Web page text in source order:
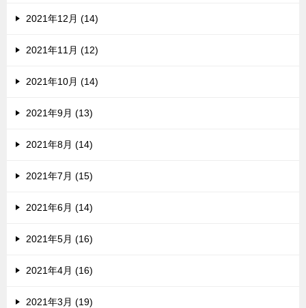
2021年12月 (14)
2021年11月 (12)
2021年10月 (14)
2021年9月 (13)
2021年8月 (14)
2021年7月 (15)
2021年6月 (14)
2021年5月 (16)
2021年4月 (16)
2021年3月 (19)